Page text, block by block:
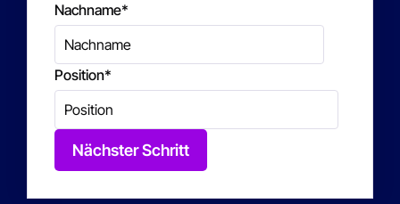
Nachname*
Position*
Nächster Schritt